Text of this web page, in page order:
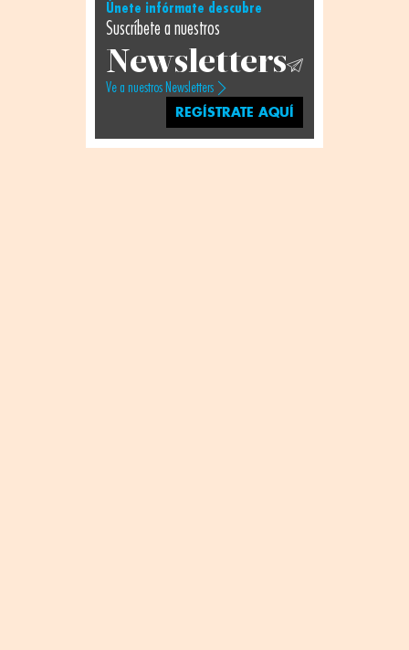
Únete infórmate descubre
Suscríbete a nuestros
Newsletters
Ve a nuestros Newsletters
REGÍSTRATE AQUÍ